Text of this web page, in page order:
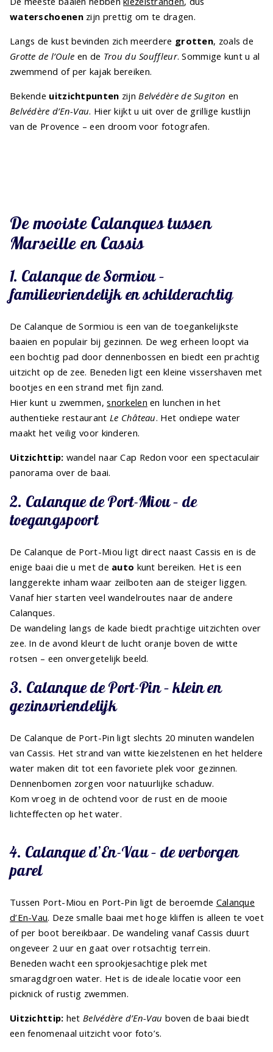
waterschoenenzijn prettig om te dragen.
Langs de kust bevinden zich meerdere grotten, zoals de
Grotte de l’Oule en de Trou du Souffleur. Sommige kunt u al
zwemmend of per kajak bereiken.
Bekende uitzichtpunten zijnBelvédère de Sugiton en
Belvédère d’En-Vau. Hier kijkt u uit over de grillige kustlijn
van de Provence – een droom voor fotografen.
De mooiste Calanques tussen
Marseille en Cassis
1. Calanque de Sormiou –
familievriendelijk en schilderachtig
De Calanque de Sormiou is een van de toegankelijkste
baaien en populair bij gezinnen. De weg erheen loopt via
een bochtig pad door dennenbossen en biedt een prachtig
uitzicht op de zee. Beneden ligt een kleine vissershaven met
bootjes en een strand met fijn zand.
Hier kunt u zwemmen,snorkelen en lunchen in het
authentieke restaurant Le Château. Het ondiepe water
maakt het veilig voor kinderen.
Uitzichttip: wandel naar Cap Redon voor een spectaculair
panorama over de baai.
2. Calanque de Port-Miou – de
toegangspoort
De Calanque de Port-Miou ligt direct naast Cassis en is de
enige baai die u met de auto kunt bereiken. Het is een
langgerekte inham waar zeilboten aan de steiger liggen.
Vanaf hier starten veel wandelroutes naar de andere
Calanques.
De wandeling langs de kade biedt prachtige uitzichten over
zee. In de avond kleurt de lucht oranje boven de witte
rotsen – een onvergetelijk beeld.
3. Calanque de Port-Pin – klein en
gezinsvriendelijk
De Calanque de Port-Pin ligt slechts 20 minuten wandelen
van Cassis. Het strand van witte kiezelstenen en het heldere
water maken dit tot een favoriete plek voor gezinnen.
Dennenbomen zorgen voor natuurlijke schaduw.
Kom vroeg in de ochtend voor de rust en de mooie
lichteffecten op het water.
4. Calanque d’En-Vau – de verborgen
parel
Tussen Port-Miou en Port-Pin ligt de beroemde Calanque
d’En-Vau. Deze smalle baai met hoge kliffen is alleen te voet
of per boot bereikbaar. De wandeling vanaf Cassis duurt
ongeveer 2 uur en gaat over rotsachtig terrein.
Beneden wacht een sprookjesachtige plek met
smaragdgroen water. Het is de ideale locatie voor een
picknick of rustig zwemmen.
Uitzichttip: hetBelvédère d’En-Vau boven de baai biedt
een fenomenaal uitzicht voor foto’s.